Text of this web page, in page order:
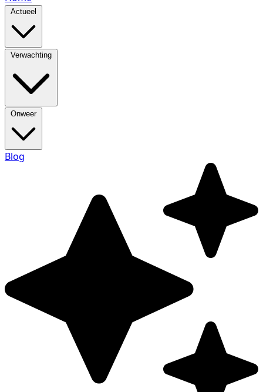
Actueel
Verwachting
Onweer
Blog